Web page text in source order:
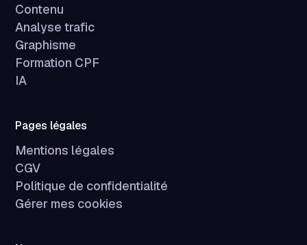
Contenu
Analyse trafic
Graphisme
Formation CPF
IA
Pages légales
Mentions légales
CGV
Politique de confidentialité
Gérer mes cookies